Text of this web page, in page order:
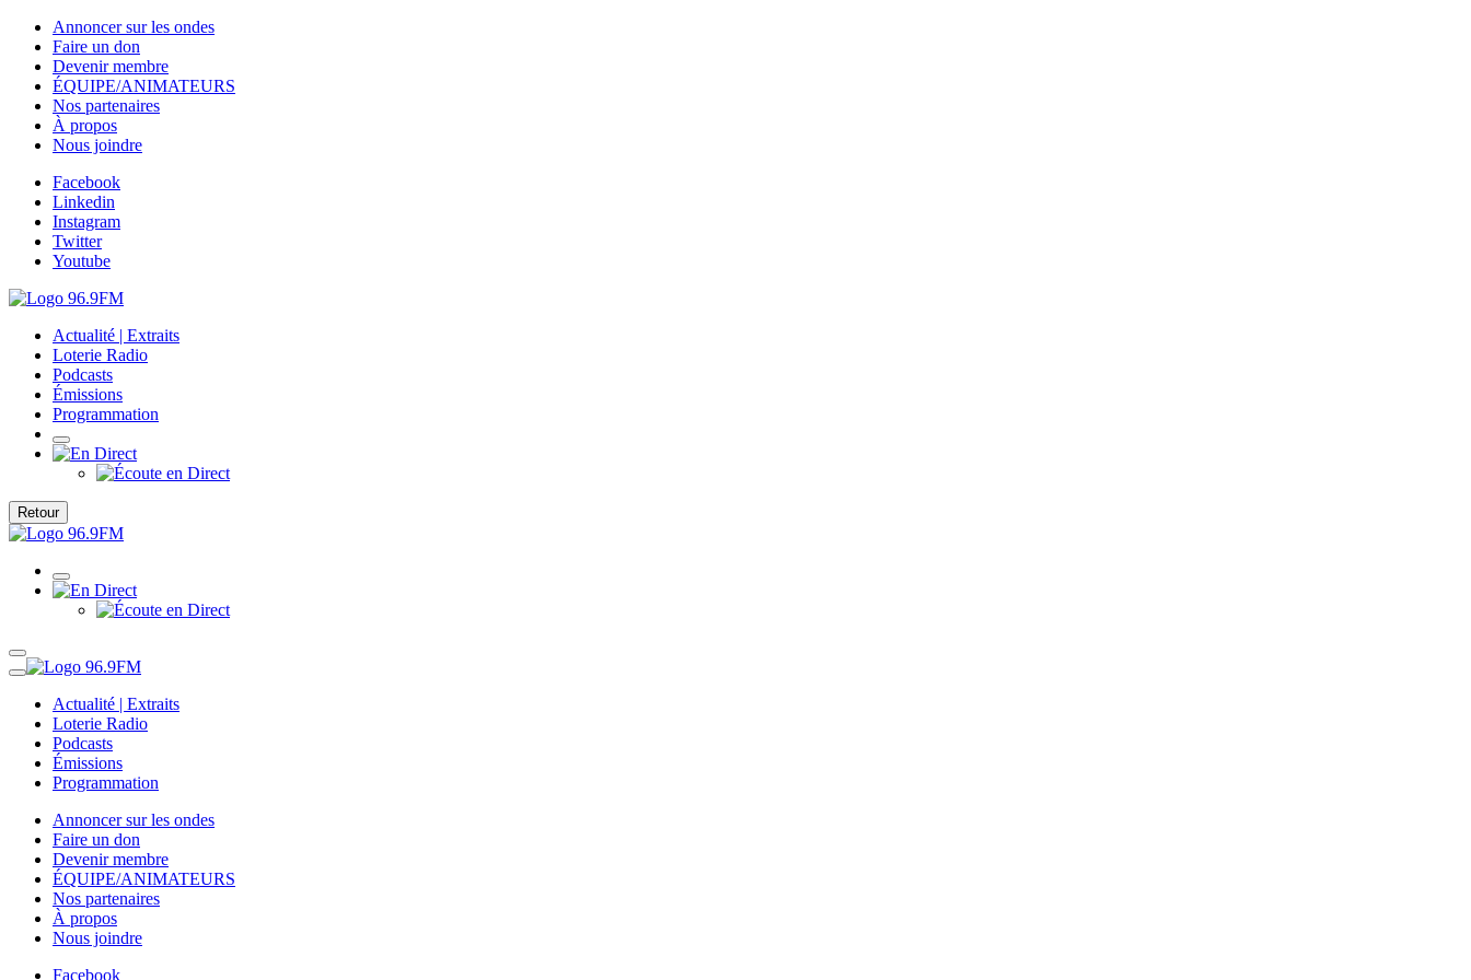
Annoncer sur les ondes
Faire un don
Devenir membre
ÉQUIPE/ANIMATEURS
Nos partenaires
À propos
Nous joindre
Facebook
Linkedin
Instagram
Twitter
Youtube
Actualité | Extraits
Loterie Radio
Podcasts
Émissions
Programmation
Retour
Actualité | Extraits
Loterie Radio
Podcasts
Émissions
Programmation
Annoncer sur les ondes
Faire un don
Devenir membre
ÉQUIPE/ANIMATEURS
Nos partenaires
À propos
Nous joindre
Facebook